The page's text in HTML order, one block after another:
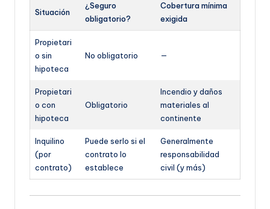
Situación
¿Seguro
obligatorio?
Cobertura mínima
exigida
Propietari
o sin
hipoteca
No obligatorio —
Propietari
o con
hipoteca
Obligatorio
Incendio y daños
materiales al
continente
Inquilino
(por
contrato)
Puede serlo si el
contrato lo
establece
Generalmente
responsabilidad
civil (y más)